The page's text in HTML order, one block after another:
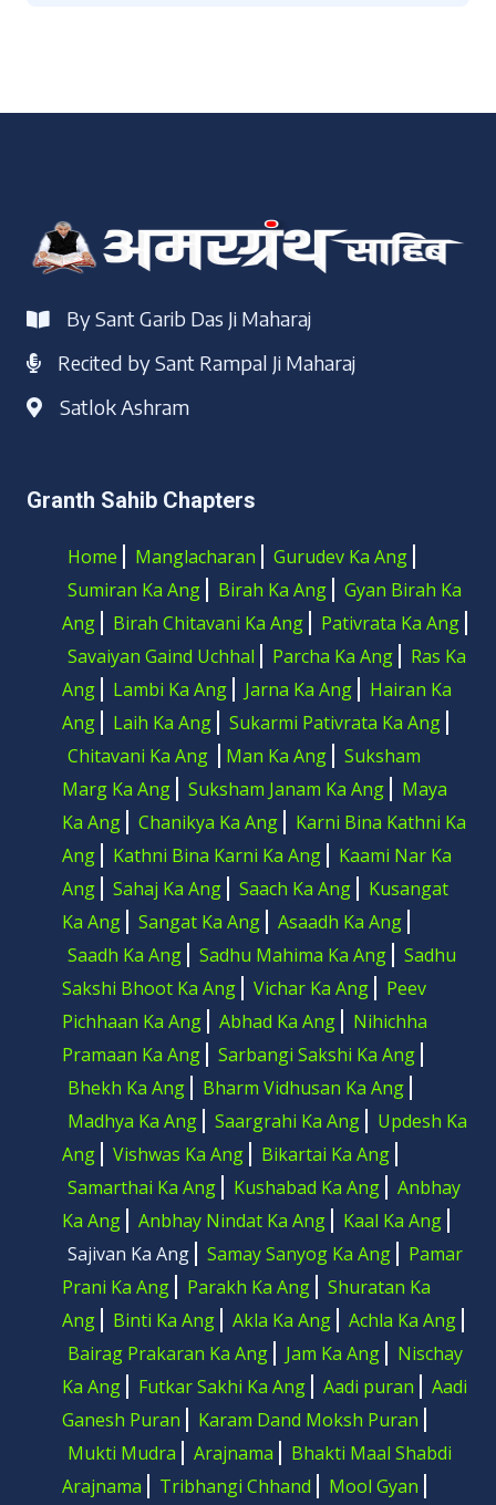
By Sant Garib Das Ji Maharaj
Recited by Sant Rampal Ji Maharaj
Satlok Ashram
Granth Sahib Chapters
Home Manglacharan
Gurudev Ka Ang
Sumiran Ka Ang
Birah Ka Ang
Gyan Birah Ka
Ang
Birah Chitavani Ka Ang
Pativrata Ka Ang
Savaiyan Gaind Uchhal
Parcha Ka Ang
Ras Ka
Ang
Lambi Ka Ang Jarna Ka Ang
Hairan Ka
Ang
Laih Ka Ang
Sukarmi Pativrata Ka Ang
Chitavani Ka Ang
Man Ka Ang
Suksham
Marg Ka Ang
Suksham Janam Ka Ang
Maya
Ka Ang
Chanikya Ka Ang
Karni Bina Kathni Ka
Ang
Kathni Bina Karni Ka Ang
Kaami Nar Ka
Ang
Sahaj Ka Ang Saach Ka Ang
Kusangat
Ka Ang
Sangat Ka Ang
Asaadh Ka Ang
Saadh Ka Ang
Sadhu Mahima Ka Ang
Sadhu
Sakshi Bhoot Ka Ang
Vichar Ka Ang
Peev
Pichhaan Ka Ang
Abhad Ka Ang
Nihichha
Pramaan Ka Ang
Sarbangi Sakshi Ka Ang
Bhekh Ka Ang
Bharm Vidhusan Ka Ang
Madhya Ka Ang
Saargrahi Ka Ang
Updesh Ka
Ang
Vishwas Ka Ang
Bikartai Ka Ang
Samarthai Ka Ang
Kushabad Ka Ang
Anbhay
Ka Ang
Anbhay Nindat Ka Ang
Kaal Ka Ang
Sajivan Ka Ang
Samay Sanyog Ka Ang
Pamar
Prani Ka Ang
Parakh Ka Ang
Shuratan Ka
Ang
Binti Ka Ang Akla Ka Ang
Achla Ka Ang
Bairag Prakaran Ka Ang
Jam Ka Ang
Nischay
Ka Ang
Futkar Sakhi Ka Ang Aadi puran
Aadi
Ganesh Puran
Karam Dand Moksh Puran
Mukti Mudra
Arajnama
Bhakti Maal Shabdi
Arajnama
Tribhangi Chhand
Mool Gyan